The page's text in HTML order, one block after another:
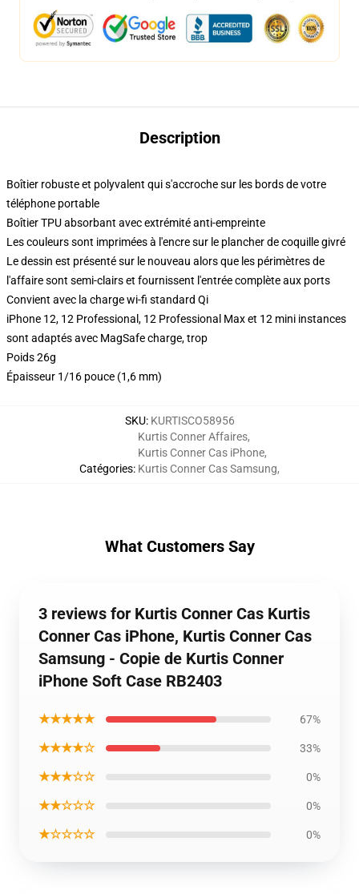
Description
Boîtier robuste et polyvalent qui s'accroche sur les bords de votre
téléphone portable
Boîtier TPU absorbant avec extrémité anti-empreinte
Les couleurs sont imprimées à l'encre sur le plancher de coquille givré
Le dessin est présenté sur le nouveau alors que les périmètres de
l'affaire sont semi-clairs et fournissent l'entrée complète aux ports
Convient avec la charge wi-fi standard Qi
iPhone 12, 12 Professional, 12 Professional Max et 12 mini instances
sont adaptés avec MagSafe charge, trop
Poids 26g
Épaisseur 1/16 pouce (1,6 mm)
SKU: KURTISCO58956
Catégories:
Kurtis Conner Affaires,
Kurtis Conner Cas iPhone,
Kurtis Conner Cas Samsung,
What Customers Say
3 reviews for Kurtis Conner Cas Kurtis
Conner Cas iPhone, Kurtis Conner Cas
Samsung - Copie de Kurtis Conner
iPhone Soft Case RB2403
★★★★★ 67%
★★★★☆ 33%
★★★☆☆ 0%
★★☆☆☆ 0%
★☆☆☆☆ 0%